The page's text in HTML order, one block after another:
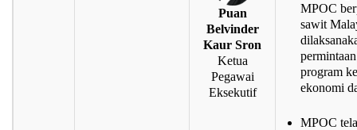
Puan
Belvinder
Kaur Sron
Ketua
Pegawai
Eksekutif
MPOC
sawit
program
ekonomi
MPOC